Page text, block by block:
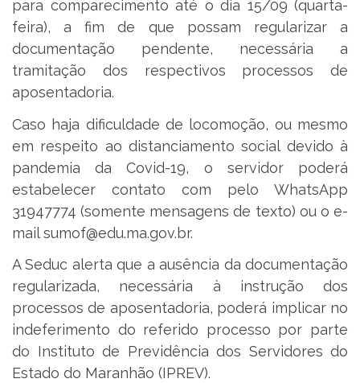
para comparecimento até o dia 15/09 (quarta-
feira), a fim de que possam regularizar a
documentação pendente, necessária a
tramitação dos respectivos processos de
aposentadoria.
Caso haja dificuldade de locomoção, ou mesmo
em respeito ao distanciamento social devido à
pandemia da Covid-19, o servidor poderá
estabelecer contato com pelo WhatsApp
31947774 (somente mensagens de texto) ou o e-
mail sumof@edu.ma.gov.br.
A Seduc alerta que a ausência da documentação
regularizada, necessária à instrução dos
processos de aposentadoria, poderá implicar no
indeferimento do referido processo por parte
do Instituto de Previdência dos Servidores do
Estado do Maranhão (IPREV).